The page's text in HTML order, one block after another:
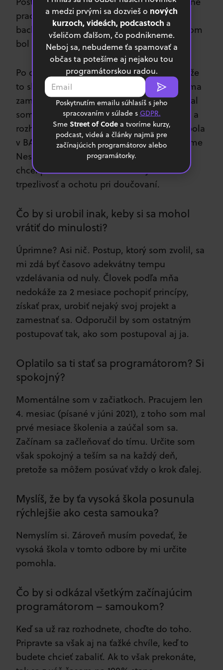
pracovať na Android aplikácii, kde som
backend appky spravil úplne sám, na čo som
bol patrične hrdý :).
Po celej tejto mojej ceste som si povedal, že
to skúsim, a možno bude niekto ochotný ma
zamestnať. Ako som vyššie spomínal, poslal
som asi 5 životopisov. Do 2 firiem ma vzali a
rozhodol som sa pre Košice (druhá firma bola
v BA). V Košiciach žijem, a tak ďakujem firme
Ness, že tu môžem byť. A určite by som sa
chcel poďakovať Henrichovi za jeho
trpezlivosť a ochotu pri doučovaní.
Čo by si urobil inak, keby si sa mohol
vrátiť do minulosti?
Úprimne? Asi nič. Postup, ktorý som zvolil, sa
mi zdá byť časovo adekvátny tempu
vzdelávania od nuly. Človek podľa mňa
nedokáže za 2 mesiace pochopiť princípy,
získať prax, urobiť nejaký svoj projekt a
zamestnať sa. Odporučil by som ostatným
postupovať tak, ako som postupoval aj ja.
Oplatilo sa ti stať sa programátorom? Si
spokojný?
Momentálne som v začiatkoch. Pracujem len
4. mesiac (písané v júni 2021), z toho som mal
prvé mesiace školenia a zaúčal som sa.
Začínam sa začleňovať do tímu. Určite som
však spokojný a teším sa na každý deň,
pretože sa môžem posúvať vždy o krok ďalej.
Myslíš, že by ťa vysoká škola posunula
rýchlejšie ako cesta samouka?
Nemyslím si. Zároveň musím povedať, že
vysoká škola v tomto odbore by mi určite
pomohla.
Čo by si odkázal všetkým začínajúcim
programátorom – samoukom?
Keď sa už raz rozhodnete, choďte do toho.
Pripravte sa však aj na ťažké chvíle, keď to
budete chcieť zabaliť. Ak to však prekonáte,
a medzi prvými sa dozvieš o nových
kurzoch, videách, podcastoch a
všeličom ďalšom, čo podnikneme.
Neboj sa, nebudeme ťa spamovať a
občas ta potešíme aj nejakou tou
programátorskou radou.
Poskytnutím emailu súhlasíš s jeho
spracovaním v súlade s GDPR.
Sme Street of Codea tvoríme kurzy,
podcast, videá a články najmä pre
začínajúcich programátorov alebo
programátorky.